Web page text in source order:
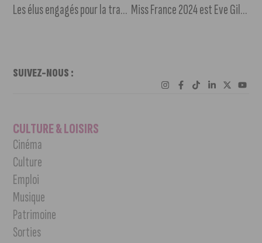
Les élus engagés pour la transition au salon des maires de Côte-d’Or Miss France 2024 est Eve Gilles, Miss Nord-Pas-De-Calais
SUIVEZ-NOUS :
CULTURE & LOISIRS
Cinéma
Culture
Emploi
Musique
Patrimoine
Sorties